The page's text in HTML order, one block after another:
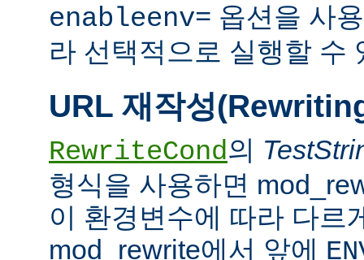
enableenv= 옵션을 사
라 선택적으로 실행할 수
URL 재작성
RewriteCond의
형식을 사용하면
이 환경변수에 따라 다르
mod_rewrite에서 앞에